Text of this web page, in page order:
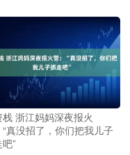
浙江妈妈深夜报火
真没招了，你们把我儿子
”